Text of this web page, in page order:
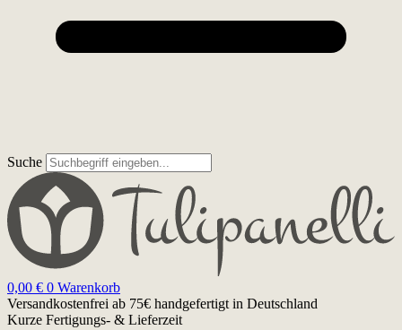
Suche
0,00 € 0 Warenkorb
Versandkostenfrei ab 75€ handgefertigt in Deutschland
Kurze Fertigungs- & Lieferzeit